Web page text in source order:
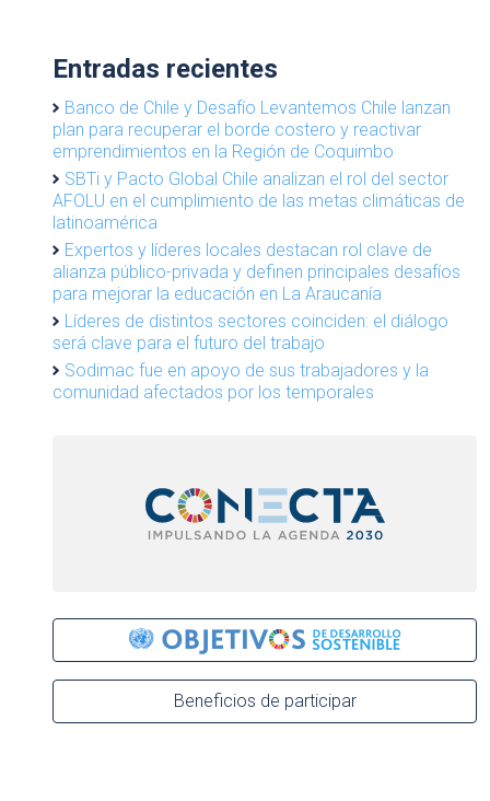
Entradas recientes
Banco de Chile y Desafío Levantemos Chile lanzan
plan para recuperar el borde costero y reactivar
emprendimientos en la Región de Coquimbo
SBTi y Pacto Global Chile analizan el rol del sector
AFOLU en el cumplimiento de las metas climáticas de
latinoamérica
Expertos y líderes locales destacan rol clave de
alianza público-privada y definen principales desafíos
para mejorar la educación en La Araucanía
Líderes de distintos sectores coinciden: el diálogo
será clave para el futuro del trabajo
Sodimac fue en apoyo de sus trabajadores y la
comunidad afectados por los temporales
Beneficios de participar